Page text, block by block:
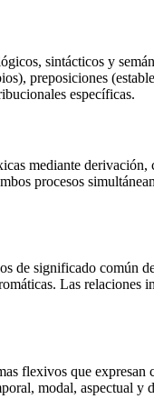
sintácticos y
preposiciones
específicas.
mediante
procesos
de significado común
Las
flexivos que
modal, aspectual y